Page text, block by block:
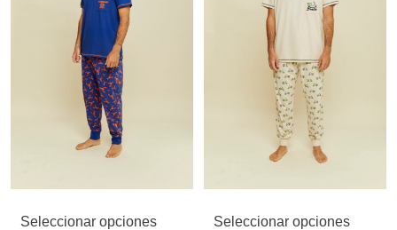
Seleccionar opciones Seleccionar opciones